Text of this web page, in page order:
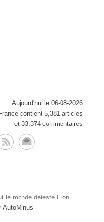
Aujourd'hui le 06-08-2026
contient 5,381 articles
et 33,374 commentaires
le monde déteste Elon
AutoMinus